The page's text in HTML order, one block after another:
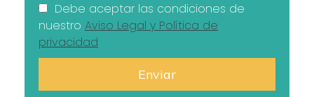
Debe aceptar las condiciones de
nuestro Aviso Legal y Política de
privacidad